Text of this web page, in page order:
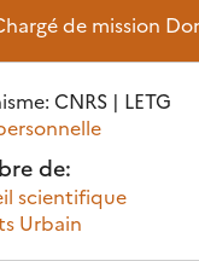
de mission
CNRS | LETG
de:
scientifique
Urbain